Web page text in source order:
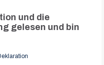
und die
gelesen und bin